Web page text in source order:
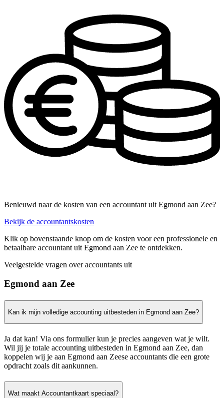
Benieuwd naar de kosten van een accountant uit Egmond aan Zee?
Bekijk de accountantskosten
Klik op bovenstaande knop om de kosten voor een professionele en
betaalbare accountant uit Egmond aan Zee te ontdekken.
Veelgestelde vragen over accountants uit
Egmond aan Zee
Kan ik mijn volledige accounting uitbesteden in Egmond aan Zee?
Ja dat kan! Via ons formulier kun je precies aangeven wat je wilt.
Wil jij je totale accounting uitbesteden in Egmond aan Zee, dan
koppelen wij je aan Egmond aan Zeese accountants die een grote
opdracht zoals dit aankunnen.
Wat maakt Accountantkaart speciaal?